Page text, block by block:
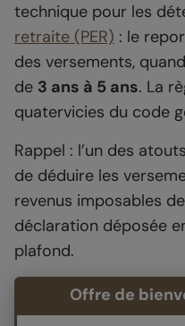
technique pour les
retraite (PER) : le
des versements,
de 3 ans à 5 ans. La
quatervicies du code
Rappel : l’un des
de déduire les
revenus imposables
déclaration déposée
plafond.
Offre de